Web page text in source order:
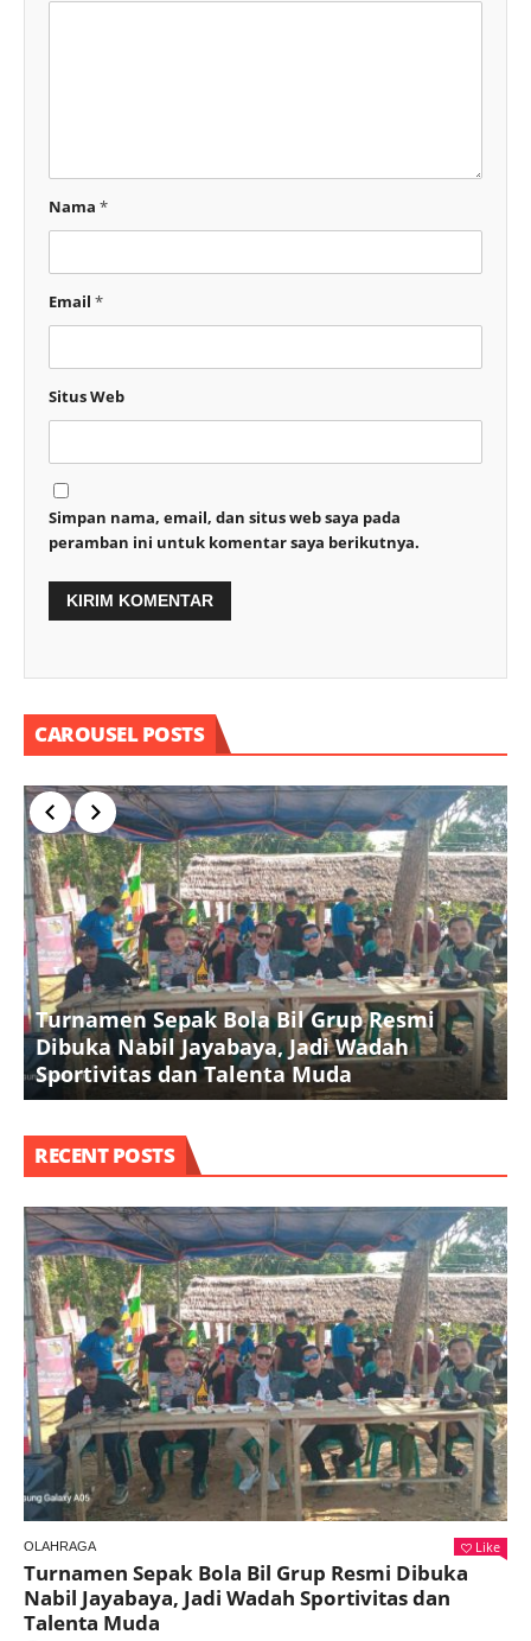
Nama *
Email *
Situs Web
Simpan nama, email, dan situs web saya pada
peramban ini untuk komentar saya berikutnya.
CAROUSEL POSTS
Turnamen Sepak Bola Bil Grup Resmi
Dibuka Nabil Jayabaya, Jadi Wadah
Sportivitas dan Talenta Muda
RECENT POSTS
OLAHRAGA Like
Turnamen Sepak Bola Bil Grup Resmi Dibuka
Nabil Jayabaya, Jadi Wadah Sportivitas dan
Talenta Muda